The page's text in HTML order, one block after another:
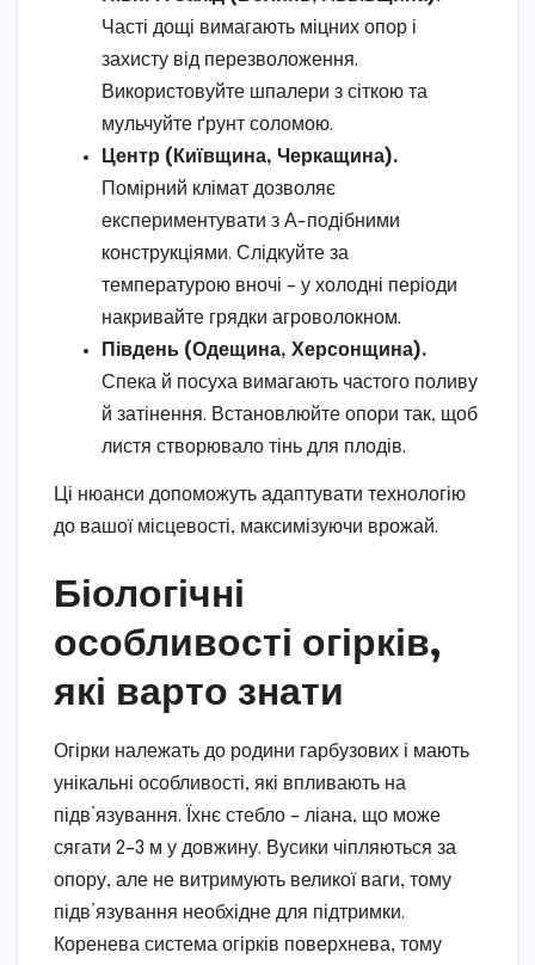
Часті дощі вимагають міцних опор і
захисту від перезволоження.
Використовуйте шпалери з сіткою та
мульчуйте ґрунт соломою.
Центр (Київщина, Черкащина).
Помірний клімат дозволяє
експериментувати з А-подібними
конструкціями. Слідкуйте за
температурою вночі – у холодні періоди
накривайте грядки агроволокном.
Південь (Одещина, Херсонщина).
Спека й посуха вимагають частого поливу
й затінення. Встановлюйте опори так, щоб
листя створювало тінь для плодів.
Ці нюанси допоможуть адаптувати технологію
до вашої місцевості, максимізуючи врожай.
Біологічні
особливості огірків,
які варто знати
Огірки належать до родини гарбузових і мають
унікальні особливості, які впливають на
підв’язування. Їхнє стебло – ліана, що може
сягати 2–3 м у довжину. Вусики чіпляються за
опору, але не витримують великої ваги, тому
підв’язування необхідне для підтримки.
Коренева система огірків поверхнева, тому